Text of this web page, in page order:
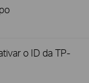
o ID da TP-